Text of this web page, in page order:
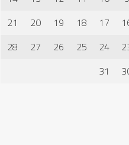
17
18
19
20
21
24
25
26
27
28
31